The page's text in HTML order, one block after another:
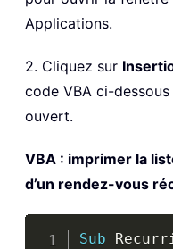
Applications.
2. Cliquez sur
code VBA ci-
ouvert.
VBA : imprimer la
d’un rendez-vous
Sub